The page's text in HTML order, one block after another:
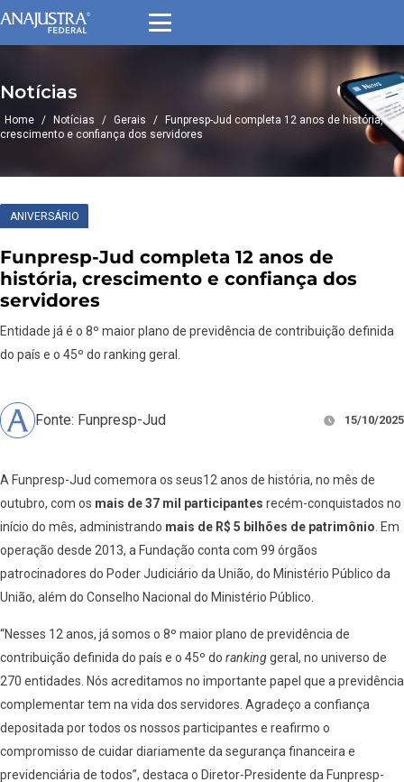
Notícias
Home / Notícias / Gerais /
Funpresp-Jud completa 12 anos de história,
crescimento e confiança dos servidores
ANIVERSÁRIO
Funpresp-Jud completa 12 anos de
história, crescimento e confiança dos
servidores
Entidade já é o 8º maior plano de previdência de contribuição definida
do país e o 45º do ranking geral.
Fonte: Funpresp-Jud 15/10/2025
A Funpresp-Jud comemora os seus12 anos de história, no mês de
outubro, com os mais de 37 mil participantes recém-conquistados no
início do mês, administrando mais de R$ 5 bilhões de patrimônio . Em
operação desde 2013, a Fundação conta com 99 órgãos
patrocinadores do Poder Judiciário da União, do Ministério Público da
União, além do Conselho Nacional do Ministério Público.
“Nesses 12 anos, já somos o 8º maior plano de previdência de
contribuição definida do país e o 45º do rankinggeral, no universo de
270 entidades. Nós acreditamos no importante papel que a previdência
complementar tem na vida dos servidores. Agradeço a confiança
depositada por todos os nossos participantes e reafirmo o
compromisso de cuidar diariamente da segurança financeira e
previdenciária de todos”, destaca o Diretor-Presidente da Funpresp-